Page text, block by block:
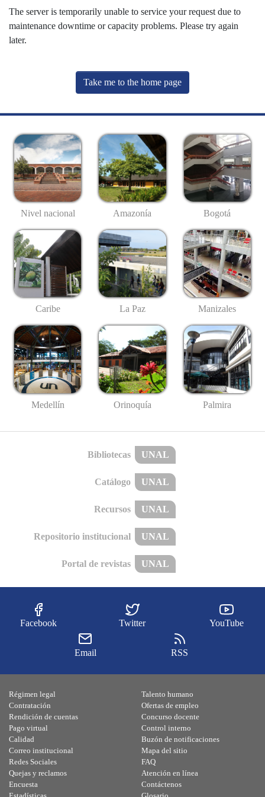
The server is temporarily unable to service your request due to
maintenance downtime or capacity problems. Please try again
later.
Take me to the home page
Nivel nacional Amazonía Bogotá
Caribe La Paz Manizales
Medellín Orinoquía Palmira
Bibliotecas UNAL
Catálogo UNAL
Recursos UNAL
Repositorio institucional UNAL
Portal de revistas UNAL
Facebook Twitter YouTube
Email RSS
Régimen legal
Contratación
Rendición de cuentas
Pago virtual
Calidad
Talento humano
Ofertas de empleo
Concurso docente
Control interno
Buzón de notificaciones
Correo institucional
Redes Sociales
Quejas y reclamos
Encuesta
Mapa del sitio
FAQ
Atención en línea
Contáctenos